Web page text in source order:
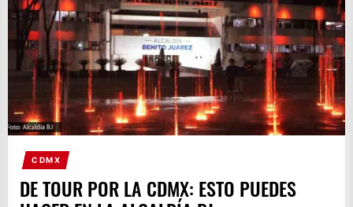
CDMX
DE TOUR POR LA CDMX: ESTO PUEDES